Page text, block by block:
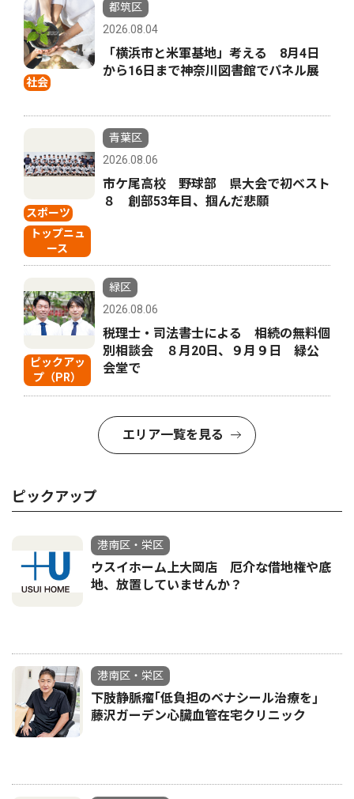
社会
都筑区
2026.08.04
「横浜市と米軍基地」考える 8月4日
から16日まで神奈川図書館でパネル展
スポーツ
トップニュ
ース
青葉区
2026.08.06
市ケ尾高校 野球部 県大会で初ベスト
８ 創部53年目、掴んだ悲願
ピックアッ
プ（PR）
緑区
2026.08.06
税理士・司法書士による 相続の無料個
別相談会 ８月20日、９月９日 緑公
会堂で
エリア一覧を見る
ピックアップ
港南区・栄区
ウスイホーム上大岡店 厄介な借地権や底
地、放置していませんか？
港南区・栄区
下肢静脈瘤｢低負担のベナシール治療を｣
藤沢ガーデン心臓血管在宅クリニック